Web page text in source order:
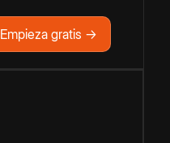
Empieza gratis →